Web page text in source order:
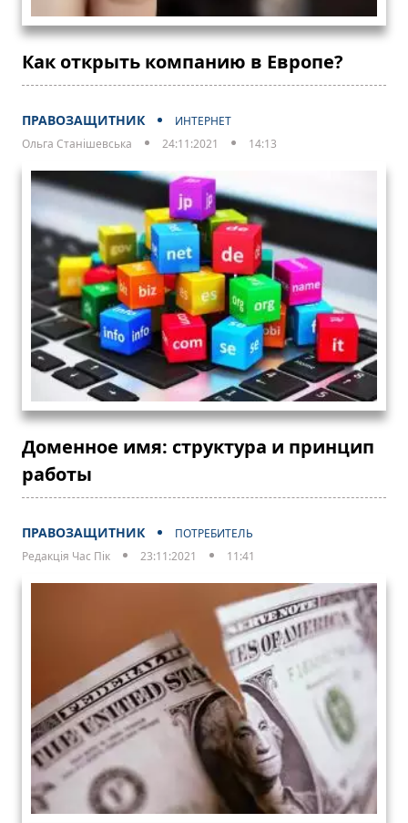
Как открыть компанию в Европе?
ПРАВОЗАЩИТНИК
ИНТЕРНЕТ
Ольга Станішевська
24:11:2021 14:13
Доменное имя: структура и принцип
работы
ПРАВОЗАЩИТНИК
ПОТРЕБИТЕЛЬ
Редакція Час Пік
23:11:2021 11:41